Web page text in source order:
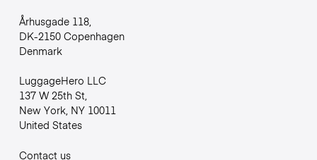
Århusgade 118,
DK-2150 Copenhagen
Denmark
LuggageHero LLC
137 W 25th St,
New York, NY 10011
United States
Contact us